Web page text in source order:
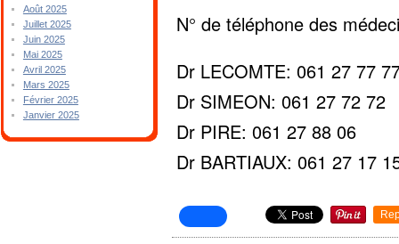
Août 2025
Juillet 2025
Juin 2025
Mai 2025
Avril 2025
Mars 2025
Février 2025
Janvier 2025
N° de téléphone des
Dr LECOMTE: 061 27 77
Dr SIMEON: 061 27 72 72
Dr PIRE: 061 27 88 06
Dr BARTIAUX: 061 27 17